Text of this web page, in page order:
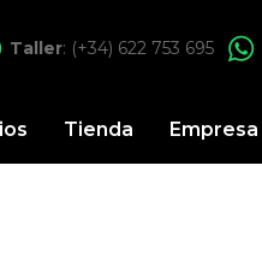
Taller: (+34) 622 753 695
Tienda Empresa